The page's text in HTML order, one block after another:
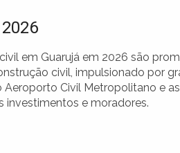
em Guarujá em 2026 são
civil, impulsionado por
Civil Metropolitano e
investimentos e moradores.